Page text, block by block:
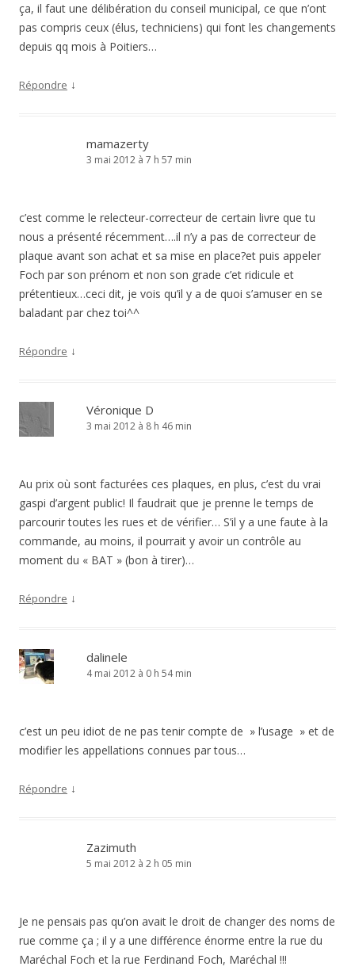
ça, il faut une délibération du conseil municipal, ce que n’ont
pas compris ceux (élus, techniciens) qui font les changements
depuis qq mois à Poitiers…
Répondre ↓
mamazerty
3 mai 2012 à 7 h 57 min
c’est comme le relecteur-correcteur de certain livre que tu
nous a présenté récemment….il n’y a pas de correcteur de
plaque avant son achat et sa mise en place?et puis appeler
Foch par son prénom et non son grade c’et ridicule et
prétentieux…ceci dit, je vois qu’il y a de quoi s’amuser en se
baladant par chez toi^^
Répondre ↓
Véronique D
3 mai 2012 à 8 h 46 min
Au prix où sont facturées ces plaques, en plus, c’est du vrai
gaspi d’argent public! Il faudrait que je prenne le temps de
parcourir toutes les rues et de vérifier… S’il y a une faute à la
commande, au moins, il pourrait y avoir un contrôle au
moment du « BAT » (bon à tirer)…
Répondre ↓
dalinele
4 mai 2012 à 0 h 54 min
c’est un peu idiot de ne pas tenir compte de » l’usage » et de
modifier les appellations connues par tous…
Répondre ↓
Zazimuth
5 mai 2012 à 2 h 05 min
Je ne pensais pas qu’on avait le droit de changer des noms de
rue comme ça ; il y a une différence énorme entre la rue du
Maréchal Foch et la rue Ferdinand Foch, Maréchal !!!